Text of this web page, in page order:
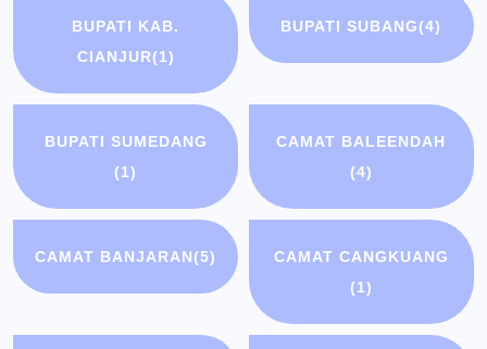
BUPATI KAB.
CIANJUR(1)
BUPATI SUBANG(4)
BUPATI SUMEDANG
(1)
CAMAT BALEENDAH
(4)
CAMAT BANJARAN(5)
CAMAT CANGKUANG
(1)